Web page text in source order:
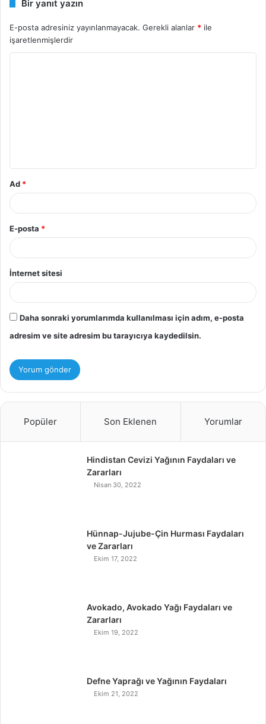
Bir yanıt yazın
E-posta adresiniz yayınlanmayacak. Gerekli alanlar * ile
işaretlenmişlerdir
Ad *
E-posta *
İnternet sitesi
Daha sonraki yorumlarımda kullanılması için adım, e-posta
adresim ve site adresim bu tarayıcıya kaydedilsin.
Popüler Son Eklenen Yorumlar
Hindistan Cevizi Yağının Faydaları ve
Zararları
Nisan 30, 2022
Hünnap-Jujube-Çin Hurması Faydaları
ve Zararları
Ekim 17, 2022
Avokado, Avokado Yağı Faydaları ve
Zararları
Ekim 19, 2022
Defne Yaprağı ve Yağının Faydaları
Ekim 21, 2022